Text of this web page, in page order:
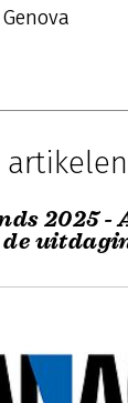
artikelen
2025 -